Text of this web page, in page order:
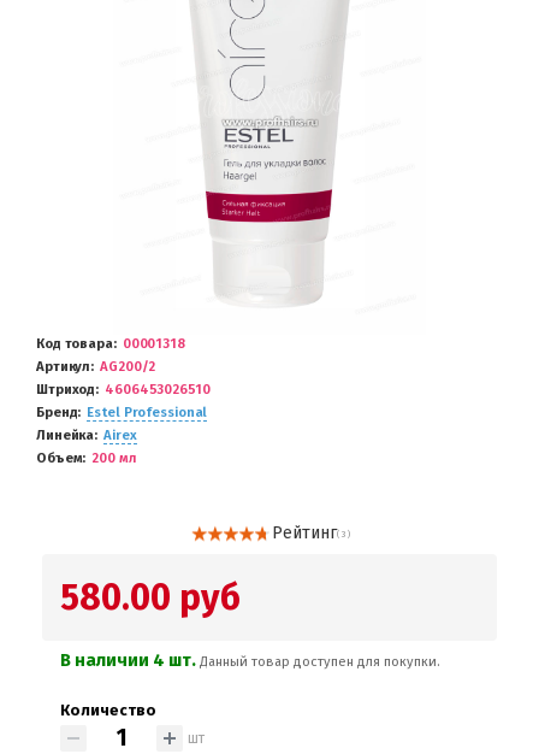
Код товара
00001318
Артикул
AG200/2
Штриход
4606453026510
Бренд
Estel Professional
Линейка
Airex
Объем
200 мл
Рейтинг( 3 )
580.00 руб
В наличии 4 шт. Данный товар доступен для покупки.
Количество
шт